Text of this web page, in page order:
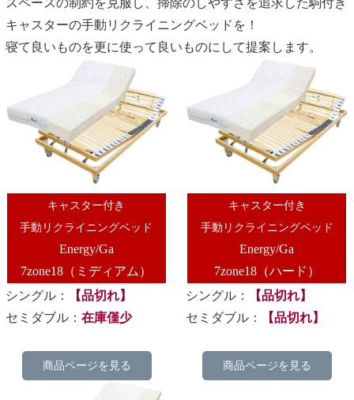
キャスターの手動リクライニングベッドを！
寝て良いものを更に使って良いものにして提案します。
キャスター付き
手動リクライニングベッド
Energy/Ga
7zone18（ミディアム）
シングル：
【品切れ】
セミダブル： 在庫僅少
商品ページを見る
キャスター付き
手動リクライニングベッド
Energy/Ga
7zone18（ハード）
シングル：
【品切れ】
セミダブル：
【品切れ】
商品ページを見る